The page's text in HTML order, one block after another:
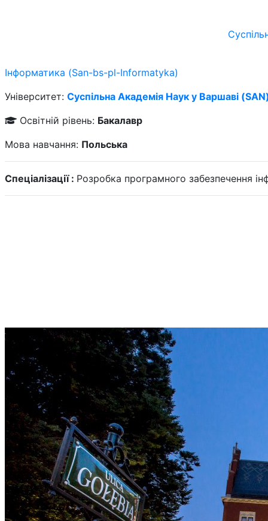
Інформатика (San-bs-pl-Informatyka)
Університет: Суспільна Академія Наук у Варшаві
Освітній рівень: Бакалавр
Мова навчання: Польська
Спеціалізації : Розробка програмного забезпечення